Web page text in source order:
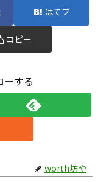
はてブ
コピー
する
worth坊や